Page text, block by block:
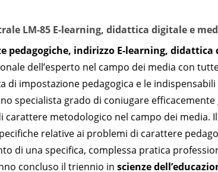
LM-85 E-learning, didattica digitale e
pedagogiche, indirizzo E-learning,
dell’esperto nel campo dei media con
di impostazione pedagogica e le
specialista grado di coniugare
carattere metodologico nel campo dei media.
relative ai problemi di carattere
di una specifica, complessa pratica
concluso il triennio in scienze